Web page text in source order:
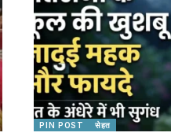
PIN POST सेहत